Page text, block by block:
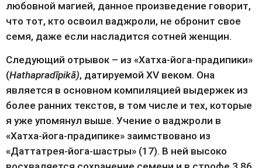
любовной магией, данное произведение говорит,
что тот, кто освоил ваджроли, не обронит свое
семя, даже если насладится сотней женщин.
Следующий отрывок – из «Хатха-йога-прадипики»
(Hathapradīpikā), датируемой XV веком. Она
является в основном компиляцией выдержек из
более ранних текстов, в том числе и тех, которые
я уже упомянул выше. Учение о ваджроли в
«Хатха-йога-прадипике» заимствовано из
«Даттатрея-йога-шастры» (17). В ней высоко